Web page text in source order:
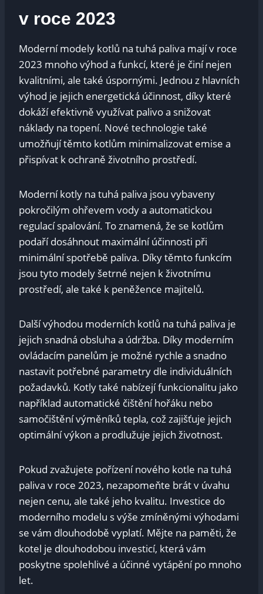
⁢v‌ roce 2023
Moderní modely ​kotlů⁢ na tuhá paliva mají‌ v roce
2023 mnoho​ výhod a ⁤funkcí, které je činí‍ nejen
kvalitními, ale také úspornými. Jednou z hlavních
výhod je jejich energetická účinnost, díky které⁤
dokáží efektivně ⁤využívat palivo a snižovat
náklady na topení. Nové technologie ​také
umožňují těmto kotlům minimalizovat emise a
přispívat k ochraně životního prostředí.
Moderní ⁤kotly na⁤ tuhá paliva ⁣jsou vybaveny
pokročilým ohřevem‍ vody a ​automatickou
regulací⁣ spalování. To znamená,⁤ že‍ se kotlům
podaří dosáhnout maximální účinnosti při
⁤minimální spotřebě paliva. Díky těmto funkcím
jsou tyto modely šetrné nejen k životnímu
‍prostředí, ale také k peněžence majitelů.
Další výhodou moderních kotlů na tuhá paliva je‌
jejich snadná‌ obsluha a údržba. Díky moderním
ovládacím panelům je možné rychle a ⁣snadno
nastavit potřebné parametry‍ dle individuálních⁤
požadavků. Kotly také nabízejí funkcionalitu jako
například automatické čištění hořáku ⁢nebo
samočištění výměníků tepla,‌ což zajišťuje jejich
optimální výkon a prodlužuje jejich životnost.
Pokud zvažujete pořízení nového kotle na⁣ tuhá
paliva v⁢ roce 2023, nezapomeňte brát v ​úvahu
nejen⁣ cenu, ale ⁢také jeho kvalitu. Investice do
moderního modelu ⁣s ⁣výše zmíněnými ​výhodami
‍se vám dlouhodobě vyplatí. Mějte na paměti, že
⁣kotel ⁣je dlouhodobou ‌investicí, která vám⁣
poskytne spolehlivé a účinné vytápění po mnoho⁢
let.